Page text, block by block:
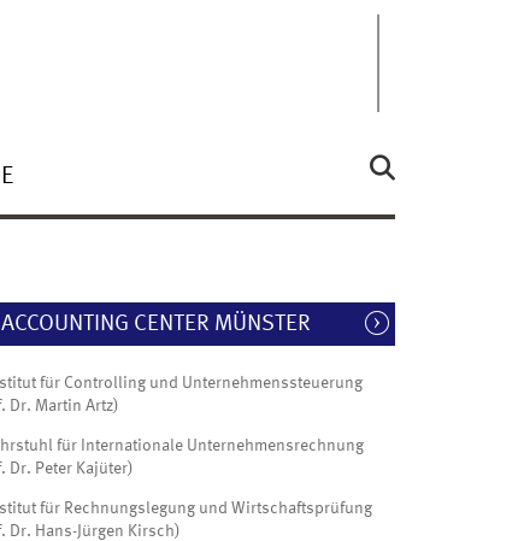
ACCOUNTING CENTER MÜNSTER
für Controlling und Unternehmenssteuerung
Dr. Martin Artz)
für Internationale Unternehmensrechnung
Dr. Peter Kajüter)
für Rechnungslegung und Wirtschaftsprüfung
Dr. Hans-Jürgen Kirsch)